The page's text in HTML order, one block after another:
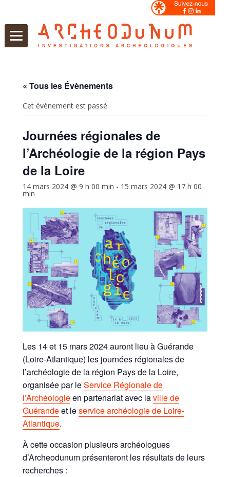
« Tous les Évènements
Cet évènement est passé.
Journées régionales de
l’Archéologie de la région Pays
de la Loire
14 mars 2024 @ 9 h 00 min - 15 mars 2024 @ 17 h 00
min
Les 14 et 15 mars 2024 auront lieu à Guérande
(Loire-Atlantique) les journées régionales de
l’archéologie de la région Pays de la Loire,
organisée par leService Régionale de
l’Archéologieen partenariat avec laville de
Guérandeet leservice archéologie de Loire-
Atlantique.
À cette occasion plusieurs archéologues
d’Archeodunum présenteront les résultats de leurs
recherches :